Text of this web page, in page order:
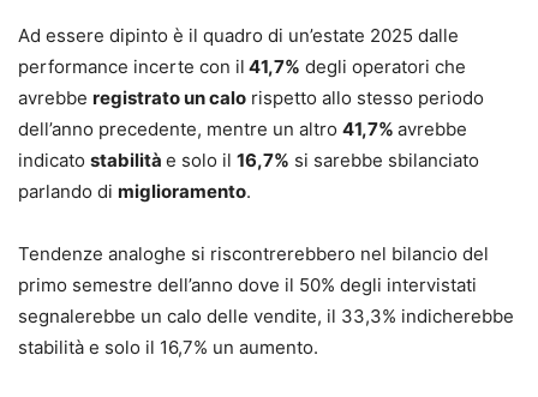
Ad essere dipinto è il quadro di un’estate 2025 dalle
performance incerte con il 41,7% degli operatori che
avrebbe registrato un calo rispetto allo stesso periodo
dell’anno precedente, mentre un altro 41,7% avrebbe
indicato stabilità e solo il 16,7% si sarebbe sbilanciato
parlando di miglioramento.
Tendenze analoghe si riscontrerebbero nel bilancio del
primo semestre dell’anno dove il 50% degli intervistati
segnalerebbe un calo delle vendite, il 33,3% indicherebbe
stabilità e solo il 16,7% un aumento.